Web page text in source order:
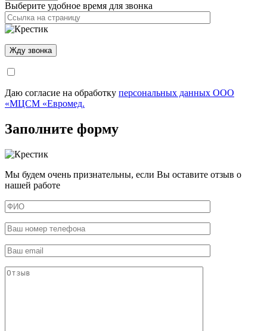
Выберите удобное время для звонка
Даю согласие на обработку персональных данных ООО
«МЦСМ «Евромед.
Заполните форму
Мы будем очень признательны, если Вы оставите отзыв о
нашей работе